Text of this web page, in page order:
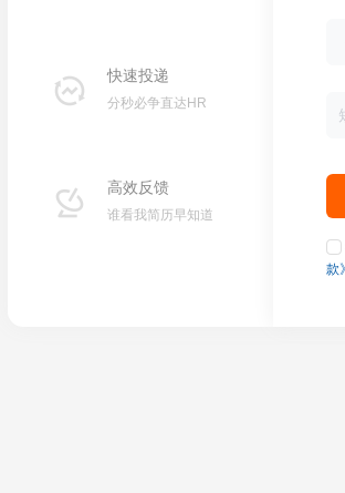
快速投递
分秒必争直达HR
高效反馈
谁看我简历早知道
款》